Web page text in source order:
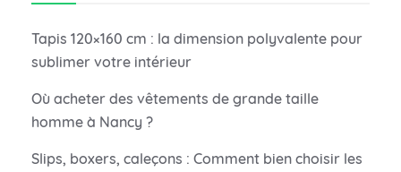
Tapis 120×160 cm : la dimension polyvalente pour
sublimer votre intérieur
Où acheter des vêtements de grande taille
homme à Nancy ?
Slips, boxers, caleçons : Comment bien choisir les